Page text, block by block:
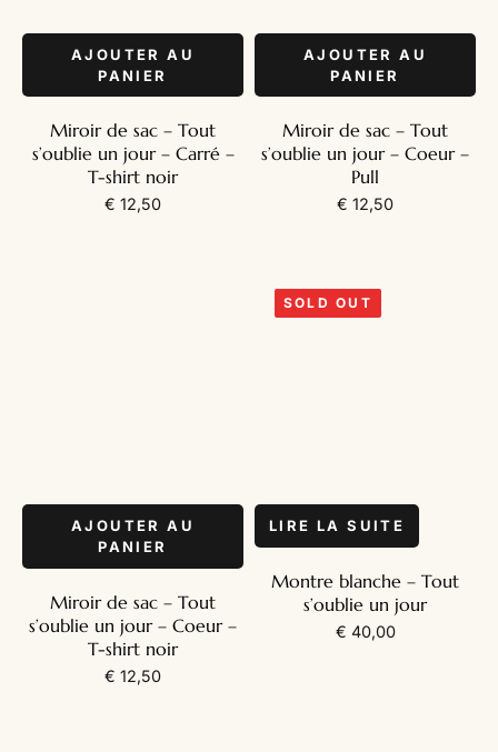
AJOUTER AU
PANIER
Miroir de sac – Tout
s’oublie un jour – Carré –
T-shirt noir
€ 12,50
AJOUTER AU
PANIER
Miroir de sac – Tout
s’oublie un jour – Coeur –
Pull
€ 12,50
AJOUTER AU
PANIER
Miroir de sac – Tout
s’oublie un jour – Coeur –
T-shirt noir
€ 12,50
SOLD OUT
LIRE LA SUITE
Montre blanche – Tout
s’oublie un jour
€ 40,00